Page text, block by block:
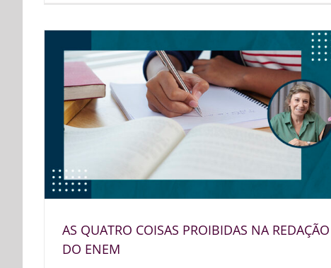
AS QUATRO COISAS PROIBIDAS NA REDAÇÃO
DO ENEM